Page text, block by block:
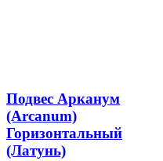
Подвес Арканум
(Arcanum)
Горизонтальный
(Латунь)